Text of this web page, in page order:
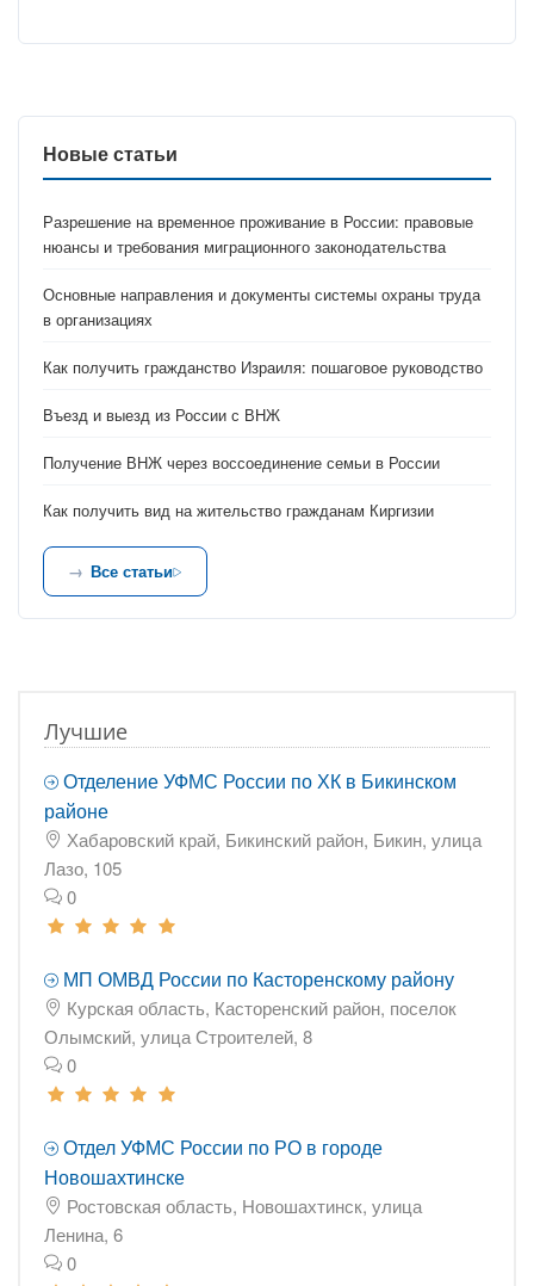
Новые статьи
Разрешение на временное проживание в России: правовые
нюансы и требования миграционного законодательства
Основные направления и документы системы охраны труда
в организациях
Как получить гражданство Израиля: пошаговое руководство
Въезд и выезд из России с ВНЖ
Получение ВНЖ через воссоединение семьи в России
Как получить вид на жительство гражданам Киргизии
Все статьи
Лучшие
Отделение УФМС России по ХК в Бикинском
районе
Хабаровский край, Бикинский район, Бикин, улица
Лазо, 105
0
МП ОМВД России по Касторенскому району
Курская область, Касторенский район, поселок
Олымский, улица Строителей, 8
0
Отдел УФМС России по РО в городе
Новошахтинске
Ростовская область, Новошахтинск, улица
Ленина, 6
0